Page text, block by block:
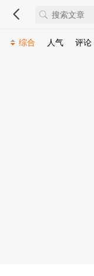
综合 人气 评论